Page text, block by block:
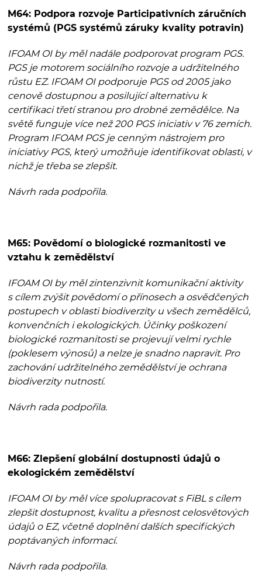
M64: Podpora rozvoje Participativních záručních
systémů (PGS systémů záruky kvality potravin)
IFOAM OI by měl nadále podporovat program PGS.
PGS je motorem sociálního rozvoje a udržitelného
růstu EZ. IFOAM OI podporuje PGS od 2005 jako
cenově dostupnou a posilující alternativu k
certifikaci třetí stranou pro drobné zemědělce. Na
světě funguje více než 200 PGS iniciativ v 76 zemích.
Program IFOAM PGS je cenným nástrojem pro
iniciativy PGS, který umožňuje identifikovat oblasti, v
nichž je třeba se zlepšit.
Návrh rada podpořila.
M65: Povědomí o biologické rozmanitosti ve
vztahu k zemědělství
IFOAM OI by měl zintenzivnit komunikační aktivity
s cílem zvýšit povědomí o přínosech a osvědčených
postupech v oblasti biodiverzity u všech zemědělců,
konvenčních i ekologických. Účinky poškození
biologické rozmanitosti se projevují velmi rychle
(poklesem výnosů) a nelze je snadno napravit. Pro
zachování udržitelného zemědělství je ochrana
biodiverzity nutností.
Návrh rada podpořila.
M66: Zlepšení globální dostupnosti údajů o
ekologickém zemědělství
IFOAM OI by měl více spolupracovat s FiBL s cílem
zlepšit dostupnost, kvalitu a přesnost celosvětových
údajů o EZ, včetně doplnění dalších specifických
poptávaných informací.
Návrh rada podpořila.